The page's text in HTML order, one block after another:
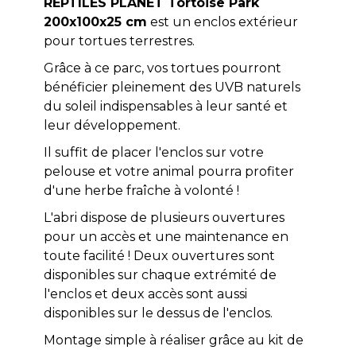
200x100x25 cm est un enclos extérieur
pour tortues terrestres.
Grâce à ce parc, vos tortues pourront
bénéficier pleinement des UVB naturels
du soleil indispensables à leur santé et
leur développement.
Il suffit de placer l'enclos sur votre
pelouse et votre animal pourra profiter
d'une herbe fraîche à volonté !
L'abri dispose de plusieurs ouvertures
pour un accès et une maintenance en
toute facilité ! Deux ouvertures sont
disponibles sur chaque extrémité de
l'enclos et deux accès sont aussi
disponibles sur le dessus de l'enclos.
Montage simple à réaliser grâce au kit de